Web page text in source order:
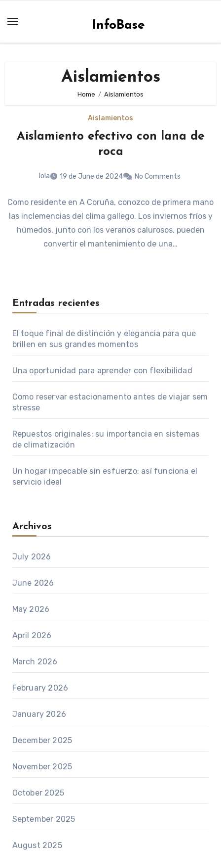
InfoBase
Aislamientos
Home Aislamientos
Aislamientos
Aislamiento efectivo con lana de
roca
lola 19 de June de 2024 No Comments
Como residente en A Coruña, conozco de primera mano
las inclemencias del clima gallego. Los inviernos fríos y
húmedos, junto con los veranos calurosos, pueden
convertir el mantenimiento de una…
Entradas recientes
El toque final de distinción y elegancia para que
brillen en sus grandes momentos
Una oportunidad para aprender con flexibilidad
Como reservar estacionamento antes de viajar sem
stresse
Repuestos originales: su importancia en sistemas
de climatización
Un hogar impecable sin esfuerzo: así funciona el
servicio ideal
Archivos
July 2026
June 2026
May 2026
April 2026
March 2026
February 2026
January 2026
December 2025
November 2025
October 2025
September 2025
August 2025